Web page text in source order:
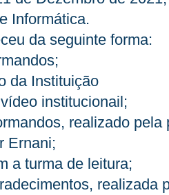
Informática.
da seguinte forma:
da Instituição
institucionail;
realizado pela
Ernani;
a turma de leitura;
realizada